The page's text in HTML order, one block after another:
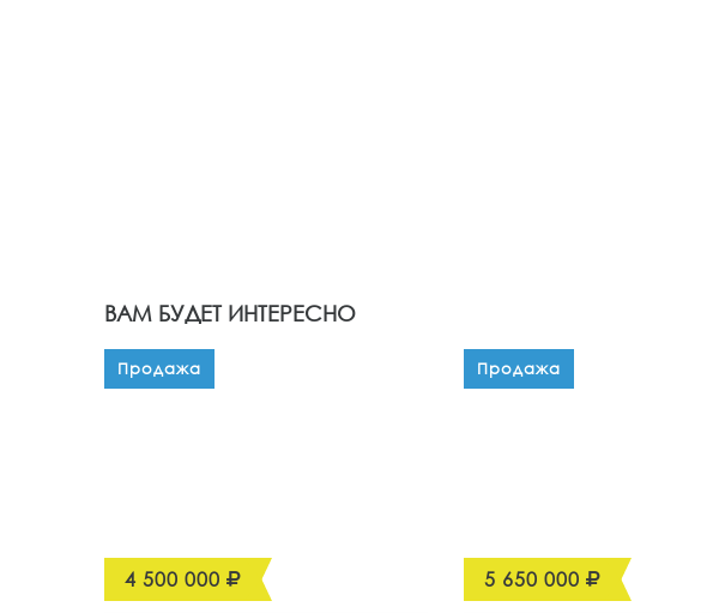
ВАМ БУДЕТ ИНТЕРЕСНО
Продажа
4 500 000
Продажа
5 650 000